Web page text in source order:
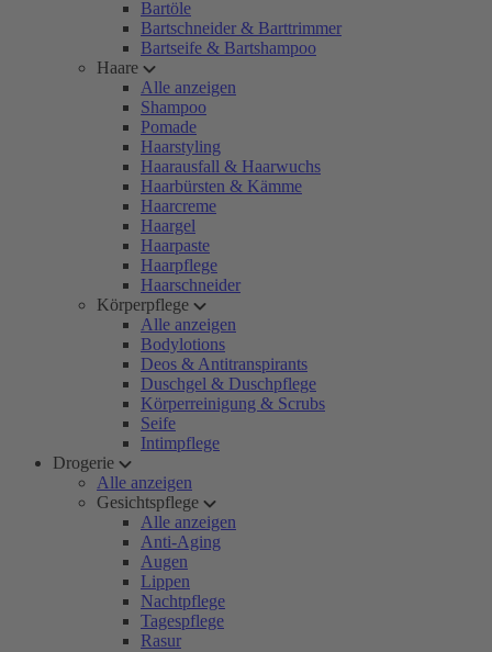
Bartöle
Bartschneider & Barttrimmer
Bartseife & Bartshampoo
Haare
Alle anzeigen
Shampoo
Pomade
Haarstyling
Haarausfall & Haarwuchs
Haarbürsten & Kämme
Haarcreme
Haargel
Haarpaste
Haarpflege
Haarschneider
Körperpflege
Alle anzeigen
Bodylotions
Deos & Antitranspirants
Duschgel & Duschpflege
Körperreinigung & Scrubs
Seife
Intimpflege
Drogerie
Alle anzeigen
Gesichtspflege
Alle anzeigen
Anti-Aging
Augen
Lippen
Nachtpflege
Tagespflege
Rasur